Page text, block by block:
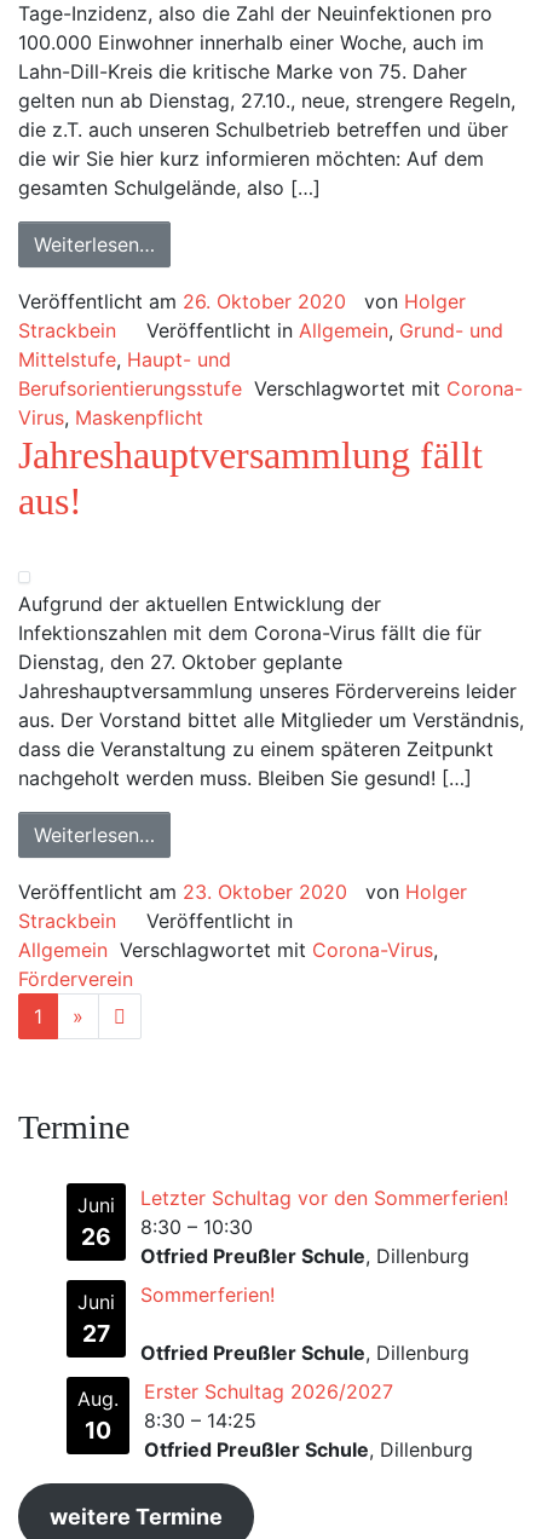
Tage-Inzidenz, also die Zahl der Neuinfektionen pro
100.000 Einwohner innerhalb einer Woche, auch im
Lahn-Dill-Kreis die kritische Marke von 75. Daher
gelten nun ab Dienstag, 27.10., neue, strengere Regeln,
die z.T. auch unseren Schulbetrieb betreffen und über
die wir Sie hier kurz informieren möchten: Auf dem
gesamten Schulgelände, also […]
Weiterlesen…
Veröffentlicht am 26. Oktober 2020 von Holger
Strackbein
Veröffentlicht in Allgemein, Grund- und
Mittelstufe, Haupt- und
Berufsorientierungsstufe Verschlagwortet mit Corona-
Virus, Maskenpflicht
Jahreshauptversammlung fällt
aus!
Aufgrund der aktuellen Entwicklung der
Infektionszahlen mit dem Corona-Virus fällt die für
Dienstag, den 27. Oktober geplante
Jahreshauptversammlung unseres Fördervereins leider
aus. Der Vorstand bittet alle Mitglieder um Verständnis,
dass die Veranstaltung zu einem späteren Zeitpunkt
nachgeholt werden muss. Bleiben Sie gesund! […]
Weiterlesen…
Veröffentlicht am 23. Oktober 2020 von Holger
Strackbein
Veröffentlicht in
Allgemein Verschlagwortet mit Corona-Virus,
Förderverein
1
» Next page
Termine
Juni
26
Letzter Schultag vor den Sommerferien!
8:30 – 10:30
Otfried Preußler Schule, Dillenburg
Juni
27
Sommerferien!
Otfried Preußler Schule, Dillenburg
Aug.
10
Erster Schultag 2026/2027
8:30 – 14:25
Otfried Preußler Schule, Dillenburg
weitere Termine